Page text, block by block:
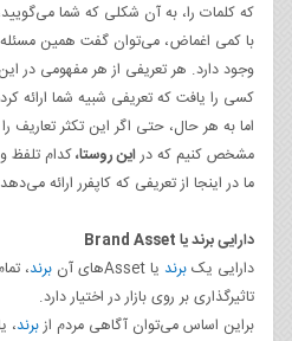
که کلمات را، به آن شکلی که شما
با کمی اغماض، می‌توان گفت همین مسئله
وجود دارد. هر تعریفی از هر مفهومی در
کسی را یافت که تعریفی شبیه شما ارائه
اما به هر حال، حتی اگر این تکثر تعاریف
مشخص کنیم که دراین روستا،کدام تلفظ
ما در اینجا از تعریفی که کاپفرر ارائه
دارایی برند یا Brand Asset
دارایی یکبرند یا Asset‌های آن برند،
تاثیرگذاری بر روی بازار در اختیار دارد.
براین اساس می‌توان آگاهی مردم ازبرند،